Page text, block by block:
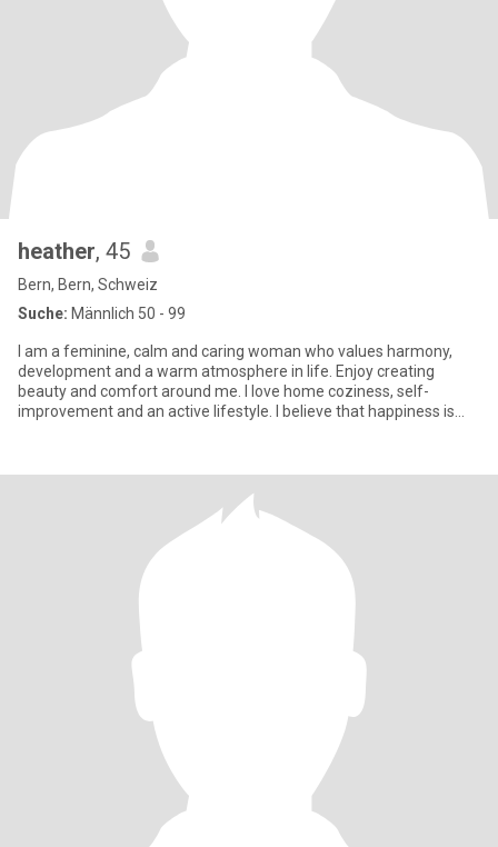
heather, 45
Bern, Bern, Schweiz
Suche: Männlich 50 - 99
I am a feminine, calm and caring woman who values harmony,
development and a warm atmosphere in life. Enjoy creating
beauty and comfort around me. I love home coziness, self-
improvement and an active lifestyle. I believe that happiness is